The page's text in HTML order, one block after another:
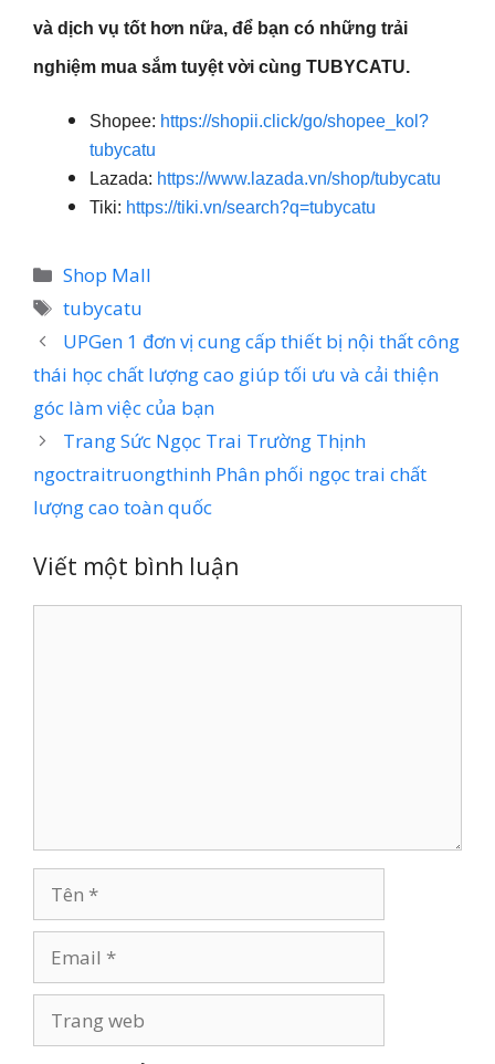
và dịch vụ tốt hơn nữa, để bạn có những trải
nghiệm mua sắm tuyệt vời cùng TUBYCATU.
Shopee: https://shopii.click/go/shopee_kol?
tubycatu
Lazada: https://www.lazada.vn/shop/tubycatu
Tiki: https://tiki.vn/search?q=tubycatu
Danh
mục
Shop Mall
Thẻ
tubycatu
UPGen 1 đơn vị cung cấp thiết bị nội thất công
thái học chất lượng cao giúp tối ưu và cải thiện
góc làm việc của bạn
Trang Sức Ngọc Trai Trường Thịnh
ngoctraitruongthinh Phân phối ngọc trai chất
lượng cao toàn quốc
Viết một bình luận
web